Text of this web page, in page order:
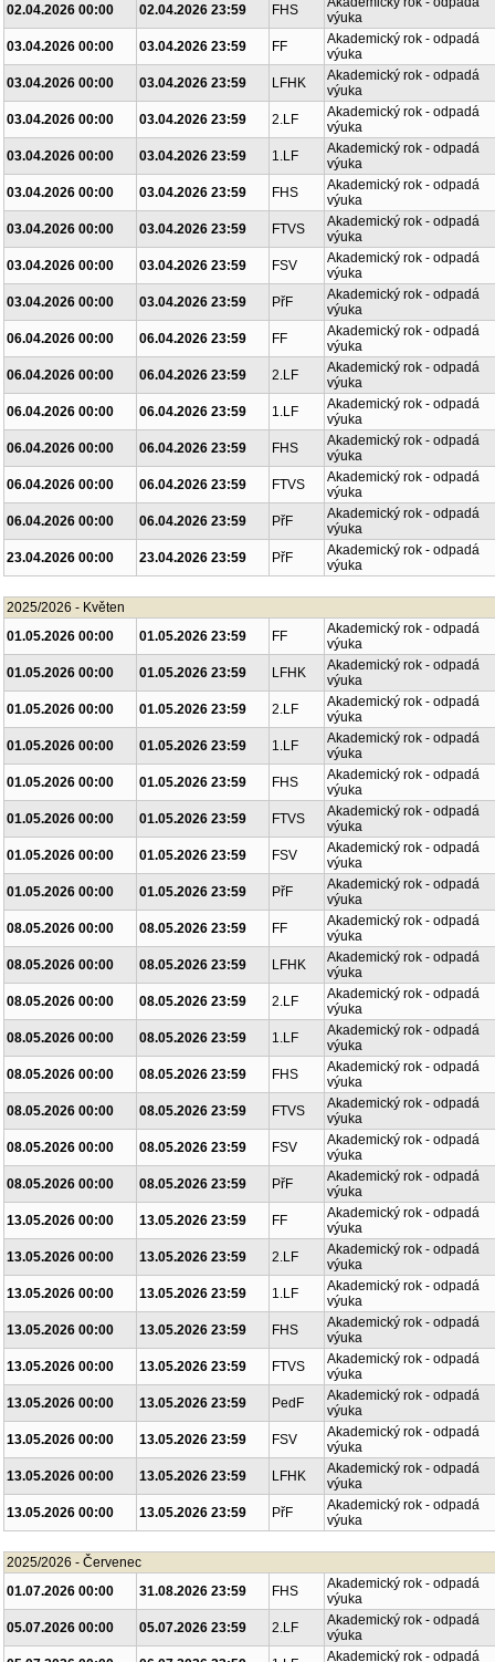
02.04.2026 00:00
02.04.2026 23:59 FHS
Akademický rok - odpadá
výuka
03.04.2026 00:00
03.04.2026 23:59 FF
Akademický rok - odpadá
výuka
03.04.2026 00:00
03.04.2026 23:59 LFHK
Akademický rok - odpadá
výuka
03.04.2026 00:00
03.04.2026 23:59 2.LF
Akademický rok - odpadá
výuka
03.04.2026 00:00
03.04.2026 23:59 1.LF
Akademický rok - odpadá
výuka
03.04.2026 00:00
03.04.2026 23:59 FHS
Akademický rok - odpadá
výuka
03.04.2026 00:00
03.04.2026 23:59 FTVS
Akademický rok - odpadá
výuka
03.04.2026 00:00
03.04.2026 23:59 FSV
Akademický rok - odpadá
výuka
03.04.2026 00:00
03.04.2026 23:59 PřF
Akademický rok - odpadá
výuka
06.04.2026 00:00
06.04.2026 23:59 FF
Akademický rok - odpadá
výuka
06.04.2026 00:00
06.04.2026 23:59 2.LF
Akademický rok - odpadá
výuka
06.04.2026 00:00
06.04.2026 23:59 1.LF
Akademický rok - odpadá
výuka
06.04.2026 00:00
06.04.2026 23:59 FHS
Akademický rok - odpadá
výuka
06.04.2026 00:00
06.04.2026 23:59 FTVS
Akademický rok - odpadá
výuka
06.04.2026 00:00
06.04.2026 23:59 PřF
Akademický rok - odpadá
výuka
23.04.2026 00:00
23.04.2026 23:59 PřF
Akademický rok - odpadá
01.05.2026 00:00
01.05.2026 23:59 FF
Akademický rok - odpadá
výuka
01.05.2026 00:00
01.05.2026 23:59 LFHK
Akademický rok - odpadá
výuka
01.05.2026 00:00
01.05.2026 23:59 2.LF
Akademický rok - odpadá
výuka
01.05.2026 00:00
01.05.2026 23:59 1.LF
Akademický rok - odpadá
výuka
01.05.2026 00:00
01.05.2026 23:59 FHS
Akademický rok - odpadá
výuka
01.05.2026 00:00
01.05.2026 23:59 FTVS
Akademický rok - odpadá
výuka
01.05.2026 00:00
01.05.2026 23:59 FSV
Akademický rok - odpadá
výuka
01.05.2026 00:00
01.05.2026 23:59 PřF
Akademický rok - odpadá
výuka
08.05.2026 00:00
08.05.2026 23:59 FF
Akademický rok - odpadá
výuka
08.05.2026 00:00
08.05.2026 23:59 LFHK
Akademický rok - odpadá
výuka
08.05.2026 00:00
08.05.2026 23:59 2.LF
Akademický rok - odpadá
výuka
08.05.2026 00:00
08.05.2026 23:59 1.LF
Akademický rok - odpadá
výuka
08.05.2026 00:00
08.05.2026 23:59 FHS
Akademický rok - odpadá
výuka
08.05.2026 00:00
08.05.2026 23:59 FTVS
Akademický rok - odpadá
výuka
08.05.2026 00:00
08.05.2026 23:59 FSV
Akademický rok - odpadá
výuka
08.05.2026 00:00
08.05.2026 23:59 PřF
Akademický rok - odpadá
výuka
13.05.2026 00:00
13.05.2026 23:59 FF
Akademický rok - odpadá
výuka
13.05.2026 00:00
13.05.2026 23:59 2.LF
Akademický rok - odpadá
výuka
13.05.2026 00:00
13.05.2026 23:59 1.LF
Akademický rok - odpadá
výuka
13.05.2026 00:00
13.05.2026 23:59 FHS
Akademický rok - odpadá
výuka
13.05.2026 00:00
13.05.2026 23:59 FTVS
Akademický rok - odpadá
výuka
13.05.2026 00:00
13.05.2026 23:59 PedF
Akademický rok - odpadá
výuka
13.05.2026 00:00
13.05.2026 23:59 FSV
Akademický rok - odpadá
výuka
13.05.2026 00:00
13.05.2026 23:59 LFHK
Akademický rok - odpadá
výuka
13.05.2026 00:00
13.05.2026 23:59 PřF
Akademický rok - odpadá
01.07.2026 00:00
31.08.2026 23:59 FHS
Akademický rok - odpadá
výuka
05.07.2026 00:00
05.07.2026 23:59 2.LF
Akademický rok - odpadá
výuka